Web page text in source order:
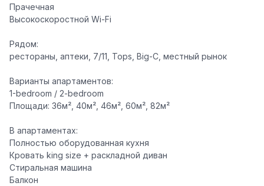
Прачечная
Высокоскоростной Wi-Fi
Рядом:
рестораны, аптеки, 7/11, Tops, Big-C, местный рынок
Варианты апартаментов:
1-bedroom / 2-bedroom
Площади: 36м², 40м², 46м², 60м², 82м²
В апартаментах:
Полностью оборудованная кухня
Кровать king size + раскладной диван
Стиральная машина
Балкон